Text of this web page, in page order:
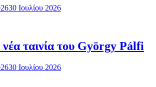
30 Ιουλίου 2026
ταινία του György Pálfi
30 Ιουλίου 2026